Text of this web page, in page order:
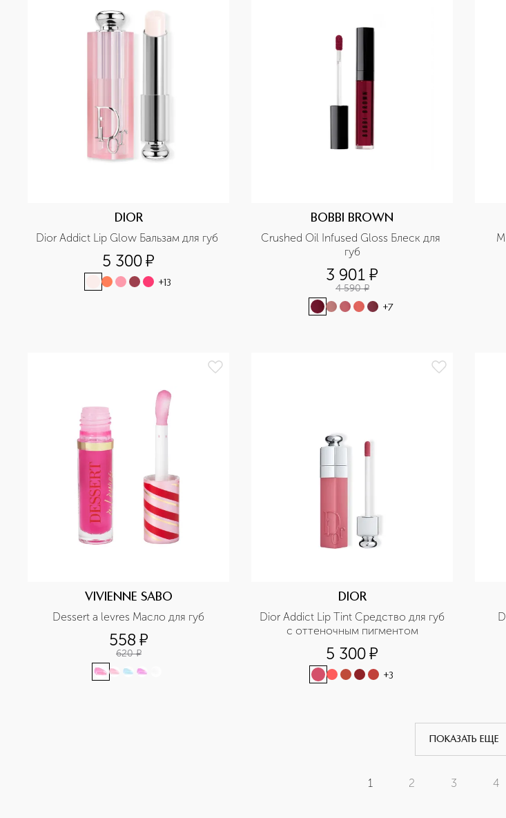
DIOR
5 300¤
+13
BOBBI BROWN
Crushed Oil Infused Gloss Блеск для
губ
3 901 ¤
4 590 ¤
+7
VIVIENNE SABO
Dessert a levres Масло для губ
558 ¤
620 ¤
DIOR
Dior Addict Lip Tint Средство для губ
с оттеночным пигментом
5 300¤
+3
ПОКАЗАТЬ ЕЩЕ
1 2 3 4